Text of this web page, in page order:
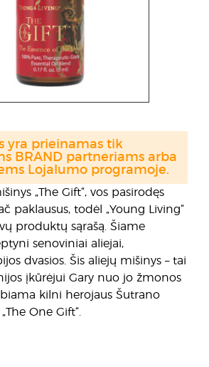
„The Gift“, vos pasirodęs
paklausus, todėl „Young Living“
produktų sąrašą. Šiame
senoviniai aliejai,
dvasios. Šis aliejų mišinys – tai
įkūrėjui Gary nuo jo žmonos
kilni herojaus Šutrano
One Gift“.
yra prieinamas tik
BRAND partneriams arba
Lojalumo programoje.